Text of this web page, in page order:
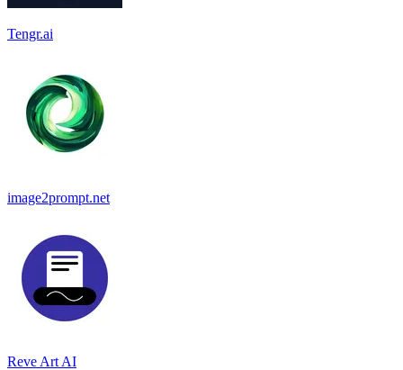
Tengr.ai
image2prompt.net
Reve Art AI